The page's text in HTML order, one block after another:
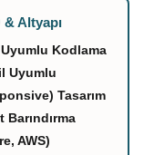
& Altyapı
Uyumlu Kodlama
Uyumlu
Tasarım
Barındırma
AWS)